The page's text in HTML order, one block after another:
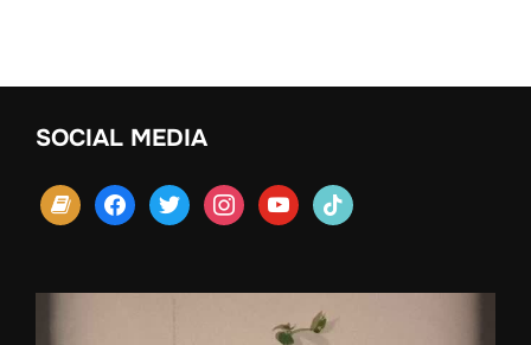
SOCIAL MEDIA
book facebooktwitter instagramyoutubetiktok